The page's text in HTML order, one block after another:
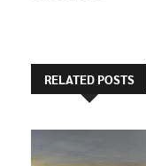
RELATED POSTS